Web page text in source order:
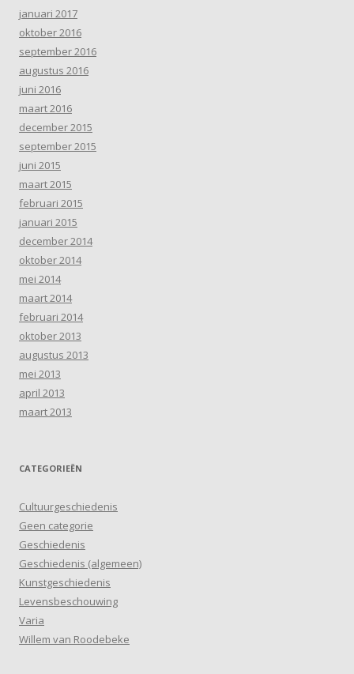
januari 2017
oktober 2016
september 2016
augustus 2016
juni 2016
maart 2016
december 2015
september 2015
juni 2015
maart 2015
februari 2015
januari 2015
december 2014
oktober 2014
mei 2014
maart 2014
februari 2014
oktober 2013
augustus 2013
mei 2013
april 2013
maart 2013
CATEGORIEËN
Cultuurgeschiedenis
Geen categorie
Geschiedenis
Geschiedenis (algemeen)
Kunstgeschiedenis
Levensbeschouwing
Varia
Willem van Roodebeke